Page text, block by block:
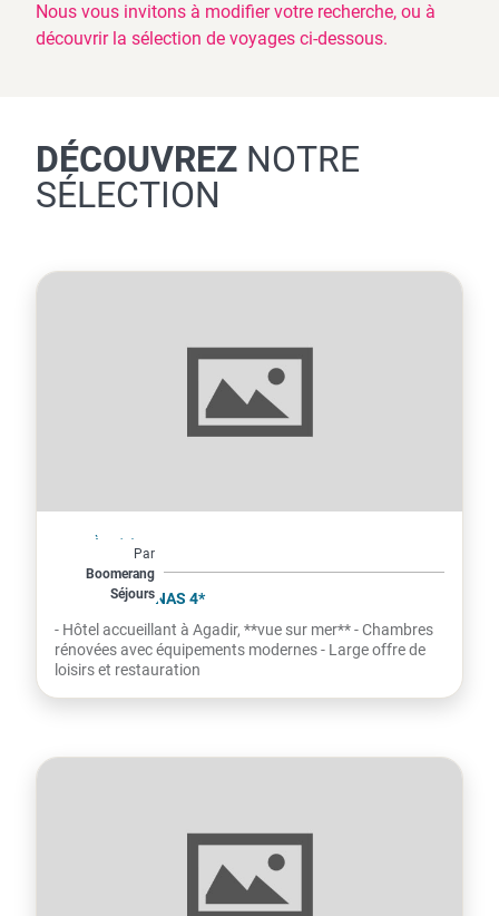
Nous vous invitons à modifier votre recherche, ou à
découvrir la sélection de voyages ci-dessous.
DÉCOUVREZ NOTRE
SÉLECTION
À partir de
487€
par personne
Par
Boomerang
Séjours
Maroc
RIU TIKIDA DUNAS 4*
- Hôtel accueillant à Agadir, **vue sur mer** - Chambres
rénovées avec équipements modernes - Large offre de
loisirs et restauration